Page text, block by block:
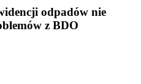
odpadów nie
z BDO